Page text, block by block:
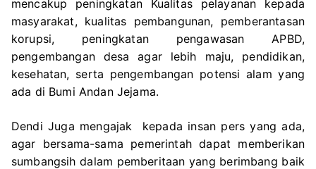
mencakup peningkatan Kualitas pelayanan kepada
masyarakat, kualitas pembangunan, pemberantasan
korupsi, peningkatan pengawasan APBD,
pengembangan desa agar lebih maju, pendidikan,
kesehatan, serta pengembangan potensi alam yang
ada di Bumi Andan Jejama.
Dendi Juga mengajak kepada insan pers yang ada,
agar bersama-sama pemerintah dapat memberikan
sumbangsih dalam pemberitaan yang berimbang baik